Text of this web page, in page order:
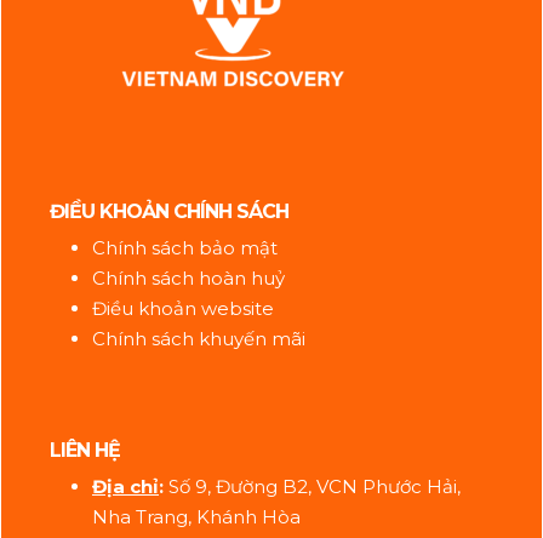
ĐIỀU KHOẢN CHÍNH SÁCH
Chính sách bảo mật
Chính sách hoàn huỷ
Điều khoản website
Chính sách khuyến mãi
LIÊN HỆ
Địa chỉ: Số 9, Đường B2, VCN Phước Hải,
Nha Trang, Khánh Hòa